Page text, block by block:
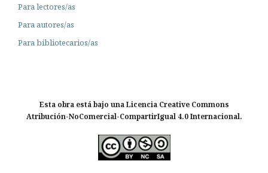
Para lectores/as
Para autores/as
Para bibliotecarios/as
Esta obra está bajo una Licencia Creative Commons
Atribución-NoComercial-CompartirIgual 4.0 Internacional.